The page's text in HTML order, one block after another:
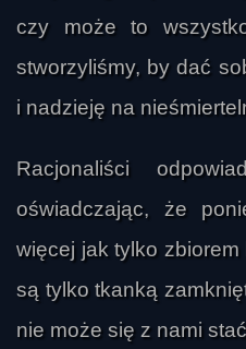
czy może to
stworzyliśmy, by dać
i nadzieję na
Racjonaliści
oświadczając, że
więcej jak tylko
są tylko tkanką
nie może się z nami